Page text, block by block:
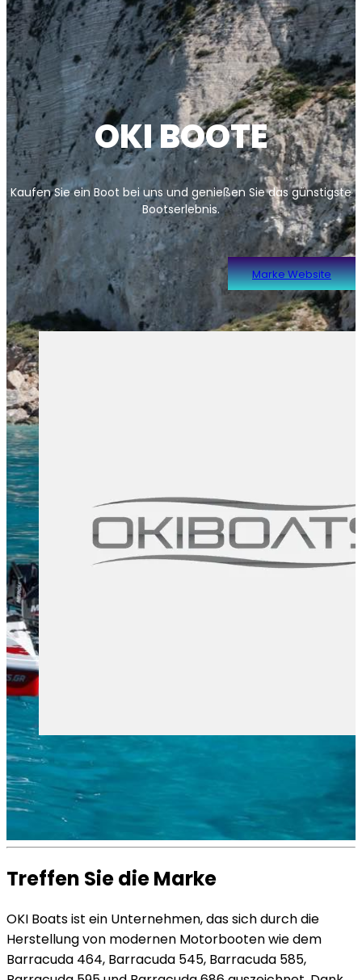
OKI BOOTE
Kaufen Sie ein Boot bei uns und genießen Sie das günstigste
Bootserlebnis.
Marke Website
Treffen Sie die Marke
OKI Boats ist ein Unternehmen, das sich durch die
Herstellung von modernen Motorbooten wie dem
Barracuda 464, Barracuda 545, Barracuda 585,